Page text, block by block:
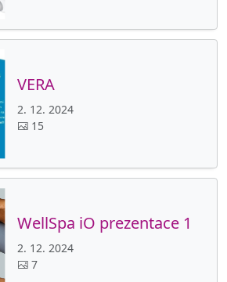
VERA
2. 12. 2024
15
WellSpa iO prezentace 1
2. 12. 2024
7